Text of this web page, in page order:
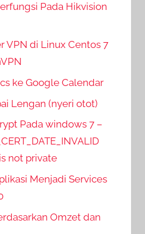
Pada Hikvision
VPN di Linux Centos 7
ke Google Calendar
Lengan (nyeri otot)
Pada windows 7 –
not private
Menjadi Services
Omzet dan